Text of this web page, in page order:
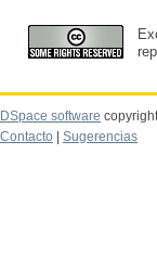
DSpace software
Contacto
Sugerencias